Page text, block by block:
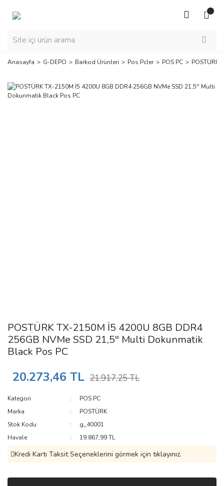
Anasayfa G-DEPO Barkod Ürünleri Pos Pcler POS PC POSTÜRK
POSTÜRK TX-2150M İ5 4200U 8GB DDR4
256GB NVMe SSD 21,5'' Multi Dokunmatik
Black Pos PC
20.273,46 TL 21.917,25 TL
Kategori
POS PC
Marka
POSTÜRK
Stok Kodu
g_40001
Havale
19.867,99 TL
Kredi Kartı Taksit Seçeneklerini görmek için tıklayınız.